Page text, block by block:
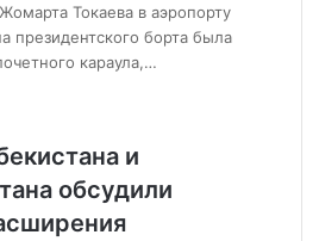
Токаева в аэропорту
президентского борта была
караула,…
и
обсудили